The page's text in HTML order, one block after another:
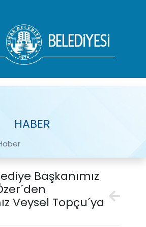
HABER
Başkanımız
Veysel Topçu´ya